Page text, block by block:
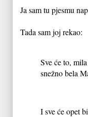
Ja sam tu pjesmu
Tada sam joj rekao:
Sve će to,
snežno bela
I sve će opet